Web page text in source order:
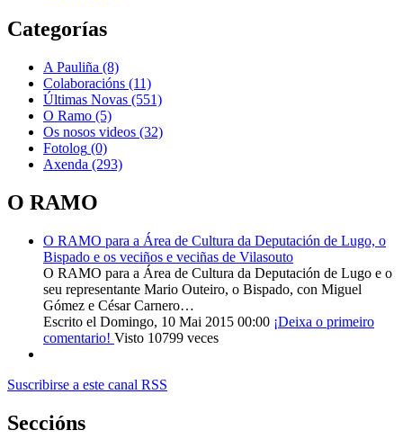
Categorías
A Pauliña (8)
Colaboracións (11)
Últimas Novas (551)
O Ramo (5)
Os nosos videos (32)
Fotolog (0)
Axenda (293)
O RAMO
O RAMO para a Área de Cultura da Deputación de Lugo, o
Bispado e os veciños e veciñas de Vilasouto
O RAMO para a Área de Cultura da Deputación de Lugo e o
seu representante Mario Outeiro, o Bispado, con Miguel
Gómez e César Carnero…
Escrito el Domingo, 10 Mai 2015 00:00 ¡Deixa o primeiro
comentario! Visto 10799 veces
Suscribirse a este canal RSS
Seccións